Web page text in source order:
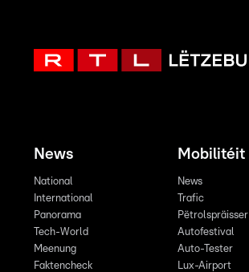
News
National
International
Panorama
Tech-World
Meenung
Faktencheck
Mobilitéit
News
Trafic
Pëtrolspräisser
Autofestival
Auto-Tester
Lux-Airport